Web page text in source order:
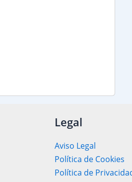
Legal
Aviso Legal
Política de Cookies
Política de